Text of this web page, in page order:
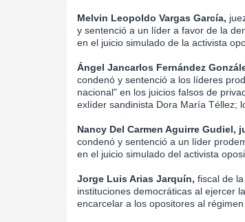
Melvin Leopoldo Vargas García,
y sentenció a un líder a favor de la
en el juicio simulado de la activista
Ángel Jancarlos Fernández
condenó y sentenció a los líderes
nacional" en los juicios falsos de
exlíder sandinista Dora María Téllez;
Nancy Del Carmen Aguirre Gudiel,
condenó y sentenció a un líder
en el juicio simulado del activista
Jorge Luis Arias Jarquín, fiscal de
instituciones democráticas al ejercer
encarcelar a los opositores al